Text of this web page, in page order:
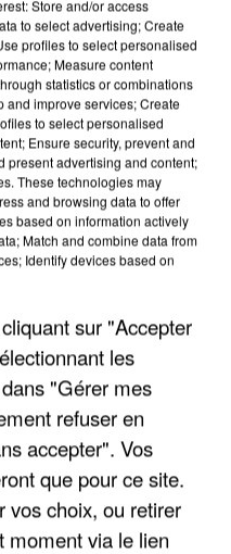
LES REFUGES
Store and/or access
to select advertising; Create
profiles to select personalised
Measure content
statistics or combinations
and improve services; Create
to select personalised
Ensure security, prevent and
present advertising and content;
These technologies may
and browsing data to offer
based on information actively
Match and combine data from
Identify devices based on
sur "Accepter
les
"Gérer mes
refuser en
accepter". Vos
que pour ce site.
vos choix, ou retirer
moment via le lien